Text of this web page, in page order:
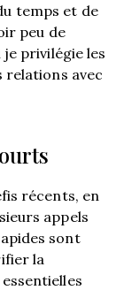
temps et de
peu de
privilégie les
relations avec
récents, en
appels
sont
la